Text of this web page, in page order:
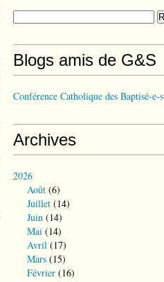
Blogs amis de G&S
Conférence Catholique des Baptisé-e-s
Archives
2026
Août (6)
Juillet (14)
Juin (14)
Mai (14)
Avril (17)
Mars (15)
Février (16)